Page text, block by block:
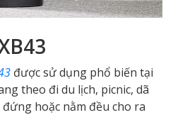
được sử dụng phổ biến tại
theo đi du lịch, picnic, dã
hoặc nằm đều cho ra